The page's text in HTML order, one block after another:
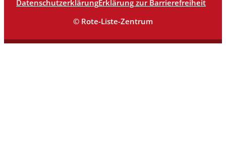
DatenschutzerklärungErklärung zur Barrierefreiheit
© Rote-Liste-Zentrum